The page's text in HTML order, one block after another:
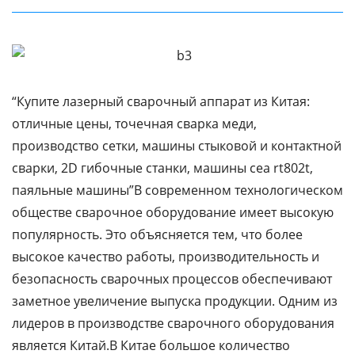
“Купите лазерный сварочный аппарат из Китая:
отличные цены, точечная сварка меди,
производство сетки, машины стыковой и контактной
сварки, 2D гибочные станки, машины cea rt802t,
паяльные машины”В современном технологическом
обществе сварочное оборудование имеет высокую
популярность. Это объясняется тем, что более
высокое качество работы, производительность и
безопасность сварочных процессов обеспечивают
заметное увеличение выпуска продукции. Одним из
лидеров в производстве сварочного оборудования
является Китай.В Китае большое количество